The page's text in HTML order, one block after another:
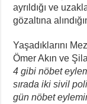
ayrıldığı ve
gözaltına
Yaşadıklarını
Ömer Akın ve
4 gibi nöbet
sırada iki sivil
gün nöbet